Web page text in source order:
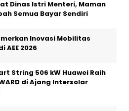
Dinas Istri Menteri, Maman
Semua Bayar Sendiri
Inovasi Mobilitas
AEE 2026
String 506 kW Huawei Raih
di Ajang Intersolar